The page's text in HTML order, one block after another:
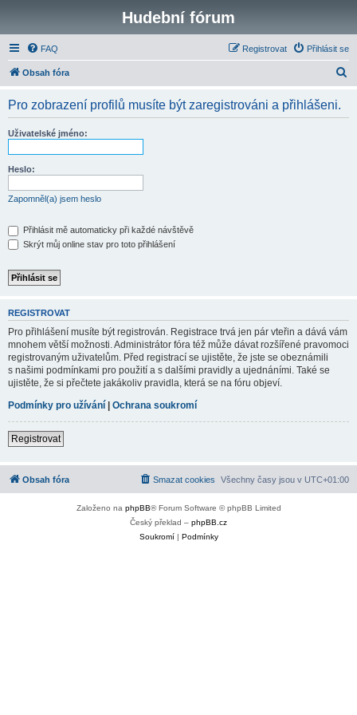
Hudební fórum
FAQ Přihlásit se
Registrovat
Obsah fóra
Pro zobrazení profilů musíte být zaregistrováni a přihlášeni.
Uživatelské jméno:
Heslo:
Zapomněl(a) jsem heslo
Přihlásit mě automaticky při každé návštěvě
Skrýt můj online stav pro toto přihlášení
REGISTROVAT
Pro přihlášení musíte být registrován. Registrace trvá jen pár vteřin a dává vám
mnohem větší možnosti. Administrátor fóra též může dávat rozšířené pravomoci
registrovaným uživatelům. Před registrací se ujistěte, že jste se obeznámili
s našimi podmínkami pro použití a s dalšími pravidly a ujednáními. Také se
ujistěte, že si přečtete jakákoliv pravidla, která se na fóru objeví.
Podmínky pro užívání | Ochrana soukromí
Registrovat
Obsah fóra Všechny časy jsou v UTC+01:00
Smazat cookies
Založeno na phpBB® Forum Software © phpBB Limited
Český překlad – phpBB.cz
Soukromí| Podmínky